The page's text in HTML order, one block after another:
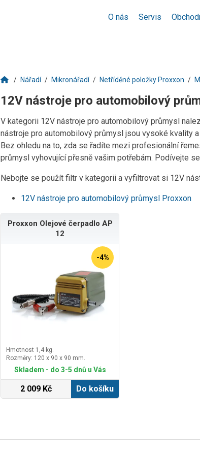
O nás Servis
Nářadí Mikronářadí Netříděné položky Proxxon
12V nástroje pro automobilový
V kategorii 12V nástroje pro automobilový průmysl
nástroje pro automobilový průmysl jsou vysoké kvality
Bez ohledu na to, zda se řadíte mezi profesionální
průmysl vyhovující přesně vašim potřebám. Podívejte
Nebojte se použít filtr v kategorii a vyfiltrovat si 12V
12V nástroje pro automobilový průmysl Proxxon
Proxxon Olejové čerpadlo AP
12
-4%
Hmotnost 1,4 kg.
Rozměry: 120 x 90 x 90 mm.
Skladem - do 3-5 dnů u Vás
2 009 Kč Do košíku